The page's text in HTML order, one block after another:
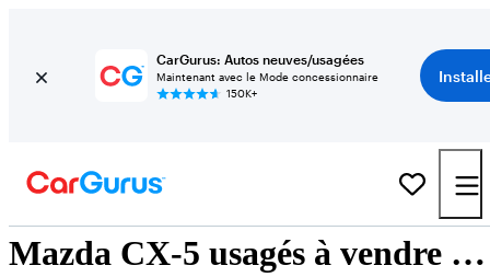
CarGurus: Autos neuves/usagées
Maintenant avec le Mode concessionnaire
150K+
Mazda CX-5 usagés à vendre près de Jonquière, QC